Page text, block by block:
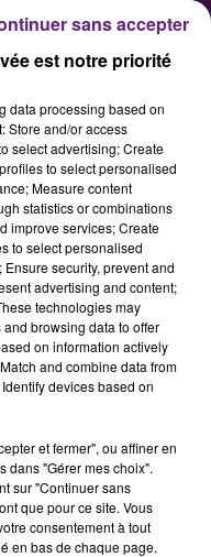
de Talant
ce
édition de
avons
Roux-Jarlaud,
Fabrice Aubry
est notre priorité
data processing based on
Store and/or access
select advertising; Create
to select personalised
Measure content
statistics or combinations
improve services; Create
to select personalised
security, prevent and
advertising and content;
technologies may
browsing data to offer
on information actively
and combine data from
devices based on
et fermer", ou affiner en
dans "Gérer mes choix".
sur "Continuer sans
que pour ce site. Vous
consentement à tout
en bas de chaque page.
sans accepter